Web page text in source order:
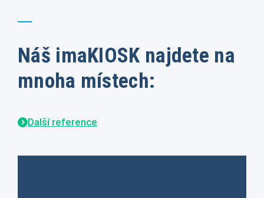
Náš imaKIOSK najdete na
mnoha místech:
Další reference